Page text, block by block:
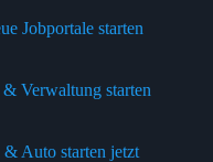
Jobportale starten
Verwaltung starten
Auto starten jetzt